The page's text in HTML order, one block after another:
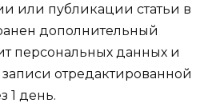
или публикации статьи в
дополнительный
персональных данных и
отредактированной
1 день.